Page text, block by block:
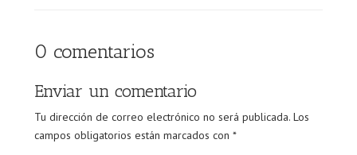
0 comentarios
Enviar un comentario
Tu dirección de correo electrónico no será publicada. Los
campos obligatorios están marcados con *